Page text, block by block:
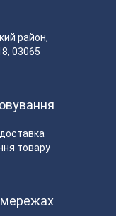
район,
03065
товару
мережах